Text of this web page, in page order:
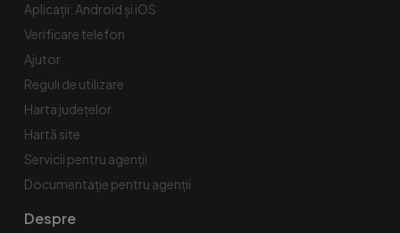
Aplicații: Android și iOS
Verificare telefon
Ajutor
Reguli de utilizare
Harta județelor
Hartă site
Servicii pentru agenții
Documentație pentru agenții
Despre